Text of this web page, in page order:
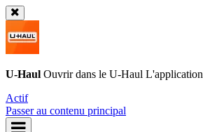
U-Haul Ouvrir dans le U-Haul L'application
Actif
Passer au contenu principal